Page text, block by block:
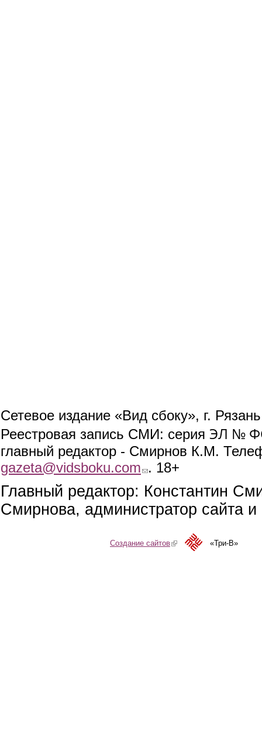
Сетевое издание «Вид сбоку», г.
Реестровая запись СМИ: серия ЭЛ №
главный редактор - Смирнов К.М.
gazeta@vidsboku.com (link sends e-mail)
. 18+
Главный редактор: Константин
Смирнова, администратор сайта
Создание сайтов(link is external)«Три-В»